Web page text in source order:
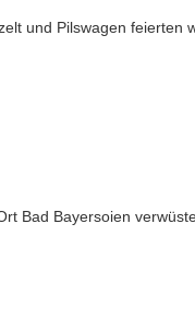
und Pilswagen feierten
Bad Bayersoien